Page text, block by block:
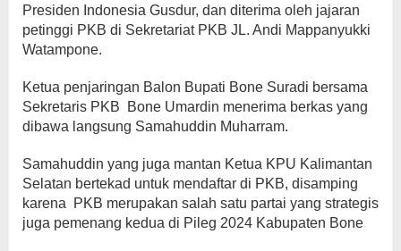
Presiden Indonesia Gusdur, dan diterima oleh jajaran
petinggi PKB di Sekretariat PKB JL. Andi Mappanyukki
Watampone.
Ketua penjaringan Balon Bupati Bone Suradi bersama
Sekretaris PKB Bone Umardin menerima berkas yang
dibawa langsung Samahuddin Muharram.
Samahuddin yang juga mantan Ketua KPU Kalimantan
Selatan bertekad untuk mendaftar di PKB, disamping
karena PKB merupakan salah satu partai yang strategis
juga pemenang kedua di Pileg 2024 Kabupaten Bone